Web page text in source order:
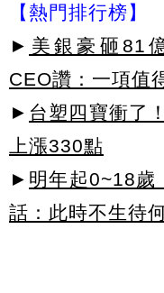
【熱門排行榜】
► 美銀豪砸81
CEO讚：一項值
► 台塑四寶衝了
上漲330點
► 明年起0~18歲
話：此時不生待